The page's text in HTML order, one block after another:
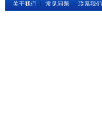
关于我们 常见问题 联系我们